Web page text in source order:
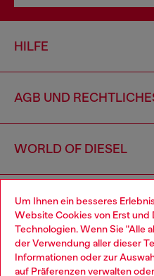
Um Ihnen ein besseres
Website Cookies von Erst
Technologien. Wenn Sie "Alle
der Verwendung aller dieser
Informationen oder zur
auf Präferenzen verwalten
HILFE
AGB UND
WORLD OF DIESEL
CORPORATE
Choose your location